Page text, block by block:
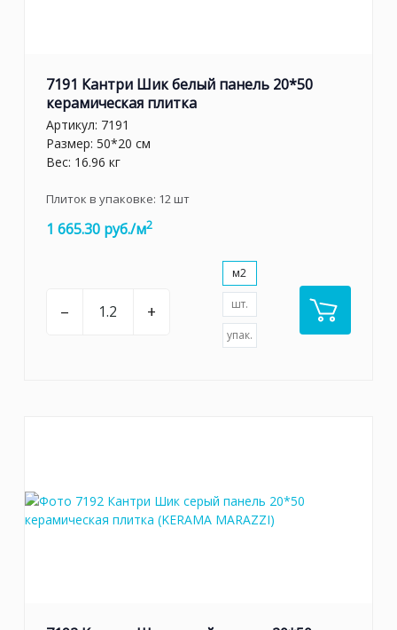
7191 Кантри Шик белый панель 20*50
керамическая плитка
Артикул: 7191
Размер: 50*20 см
Вес: 16.96 кг
Плиток в упаковке: 12шт
1 665.30 руб./м2
– +
м2
шт.
упак.